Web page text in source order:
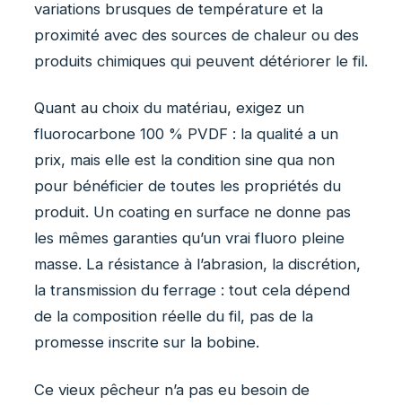
variations brusques de température et la
proximité avec des sources de chaleur ou des
produits chimiques qui peuvent détériorer le fil.
Quant au choix du matériau, exigez un
fluorocarbone 100 % PVDF : la qualité a un
prix, mais elle est la condition sine qua non
pour bénéficier de toutes les propriétés du
produit. Un coating en surface ne donne pas
les mêmes garanties qu’un vrai fluoro pleine
masse. La résistance à l’abrasion, la discrétion,
la transmission du ferrage : tout cela dépend
de la composition réelle du fil, pas de la
promesse inscrite sur la bobine.
Ce vieux pêcheur n’a pas eu besoin de